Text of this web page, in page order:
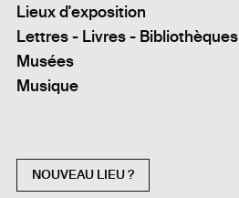
Lieux d'exposition
Lettres - Livres - Bibliothèques
Musées
Musique
NOUVEAU LIEU ?